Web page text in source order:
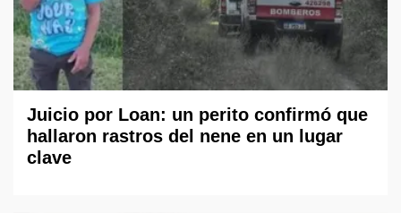
Juicio por Loan: un perito confirmó que
hallaron rastros del nene en un lugar
clave